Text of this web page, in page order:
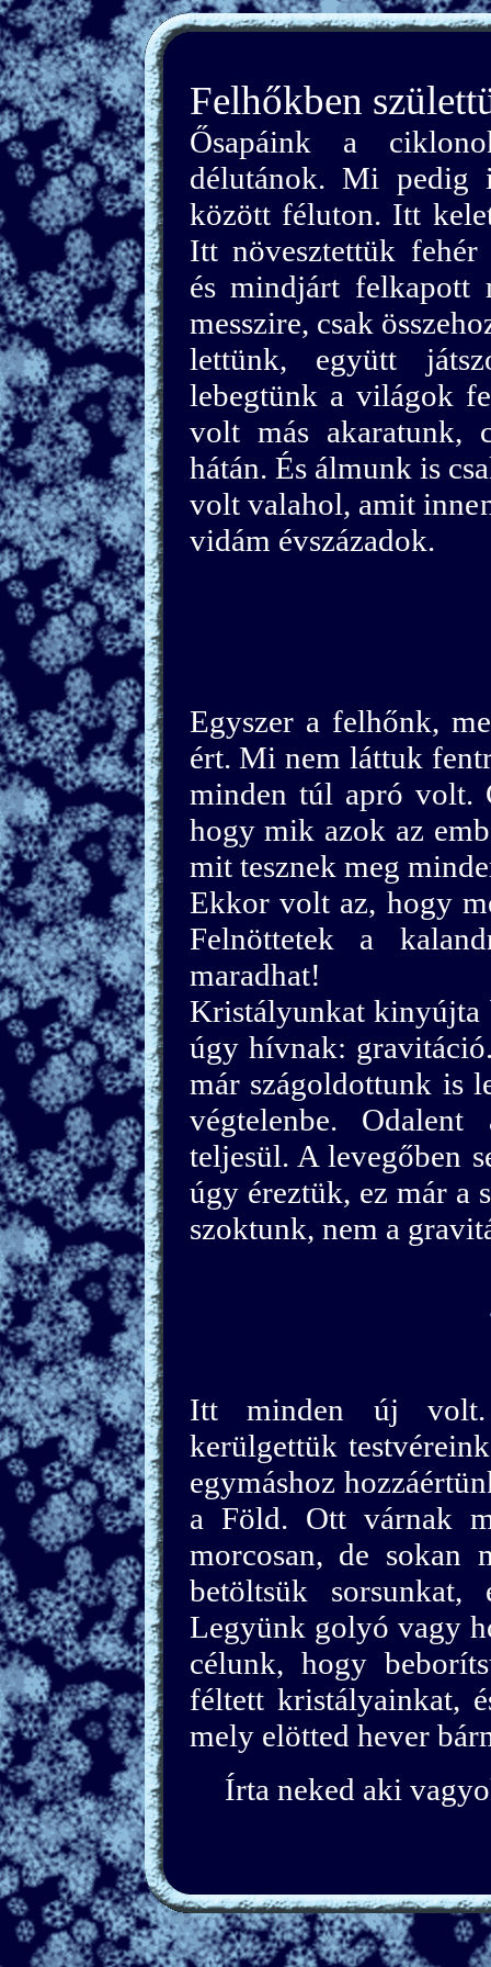
Felhőkben
Ősapáink a
délutánok. Mi
között féluton. Itt
Itt növesztettük
és mindjárt
messzire, csak
lettünk, együtt
lebegtünk a világok
volt más akaratunk,
hátán. És álmunk is
volt valahol, amit
vidám évszázadok.
Egyszer a felhőnk,
ért. Mi nem láttuk
minden túl apró volt.
hogy mik azok az
mit tesznek meg
Ekkor volt az, hogy
Felnöttetek a
maradhat!
Kristályunkat kinyújta
úgy hívnak:
már szágoldottunk is
végtelenbe.
teljesül. A levegőben
úgy éreztük, ez már a
szoktunk, nem a
Itt minden új volt.
kerülgettük
egymáshoz
a Föld. Ott várnak
morcosan, de sokan
betöltsük
Legyünk golyó vagy
célunk, hogy
féltett kristályainkat,
mely elötted hever
Írta neked aki